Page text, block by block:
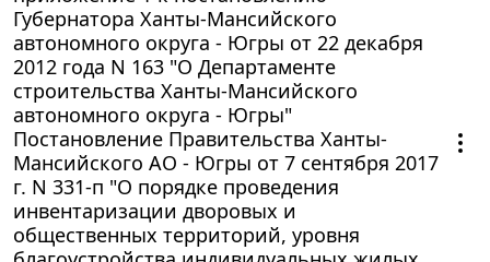
Губернатора Ханты-Мансийского
автономного округа - Югры от 22 декабря
2012 года N 163 "О Департаменте
строительства Ханты-Мансийского
автономного округа - Югры"
Постановление Правительства Ханты-
Мансийского АО - Югры от 7 сентября 2017
г. N 331-п "О порядке проведения
инвентаризации дворовых и
общественных территорий, уровня